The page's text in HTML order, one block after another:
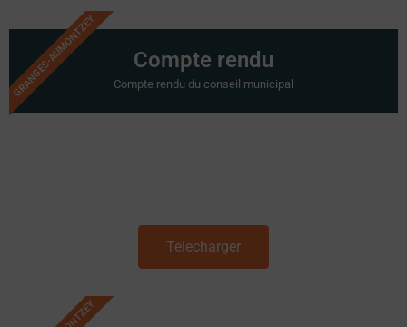
GRANGES-AUMONTZEY Compte rendu
Compte rendu du conseil municipal
Telecharger